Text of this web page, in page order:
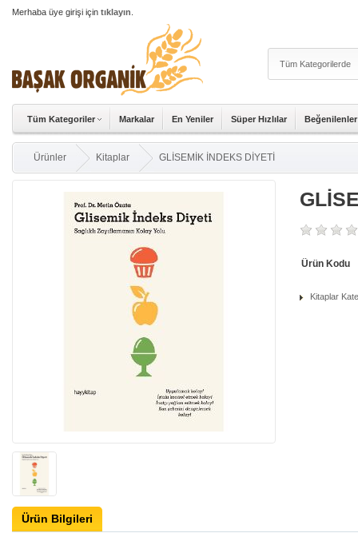
Merhaba üye girişi için tıklayın
Tüm Kategoriler Markalar En Yeniler Süper Hızlılar Beğenilenler
Ürünler Kitaplar GLİSEMİK İNDEKS DİYETİ
Ürün Kodu
Kitaplar
Ürün Bilgileri